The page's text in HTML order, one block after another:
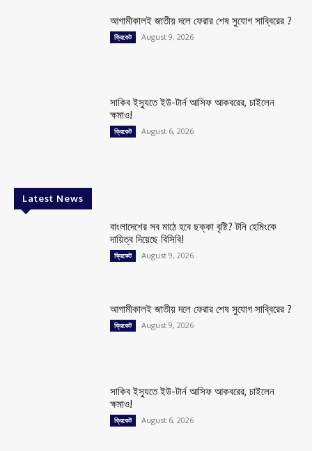
আগামীকালই জাতীয় দলে ফেরার শেষ সুযোগ সাব্বিরের ?
ক্রিকেট August 9, 2026
সাকিব ইস্যুতে ইউ-টার্ন আসিফ আকবরের, চাইলেন
ক্ষমাও!
ক্রিকেট August 6, 2026
Latest News
বাংলাদেশের সব মাঠে হবে ছক্কা বৃষ্টি? টনি হেমিংকে
দায়িত্ব দিয়েছে বিসিবি!
ক্রিকেট August 9, 2026
আগামীকালই জাতীয় দলে ফেরার শেষ সুযোগ সাব্বিরের ?
ক্রিকেট August 9, 2026
সাকিব ইস্যুতে ইউ-টার্ন আসিফ আকবরের, চাইলেন
ক্ষমাও!
ক্রিকেট August 6, 2026